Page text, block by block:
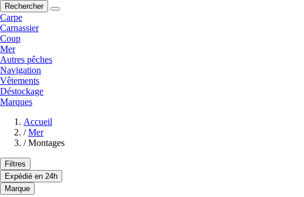
Rechercher
Carpe
Carnassier
Coup
Mer
Autres pêches
Navigation
Vêtements
Déstockage
Marques
Accueil
/ Mer
/ Montages
Filtres
Expédié en 24h
Marque